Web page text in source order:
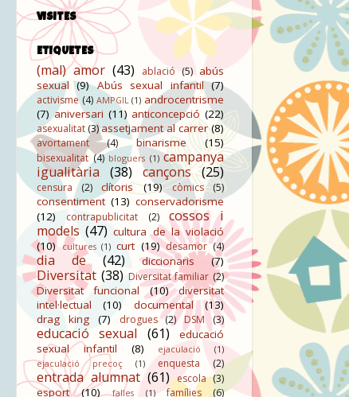
VISITES
ETIQUETES
(mal) amor (43) ablació (5) abús
sexual (9) Abús sexual infantil (7)
activisme (4) AMPGIL (1) androcentrisme
(7) aniversari (11) anticoncepció (22)
asexualitat (3)assetjament al carrer (8)
avortament (4) binarisme (15)
bisexualitat (4) bloguers (1) campanya
igualitària
(38) cançons (25)
censura (2) clítoris (19) còmics (5)
consentiment (13) conservadorisme
(12)
contrapublicitat (2)
cossos i
models (47) cultura de la violació
(10) cultures (1) curt (19) desamor (4)
dia de (42) diccionaris (7)
Diversitat (38) Diversitat familiar (2)
Diversitat funcional (10)
diversitat
intel·lectual
(10) documental
(13)
drag king
(7) drogues (2) DSM (3)
educació sexual (61)
educació
sexual infantil
(8) ejaculació
(1)
ejaculació precoç
(1) enquesta (2)
entrada alumnat (61) escola (3)
esport (10) falles (1) famílies (6)